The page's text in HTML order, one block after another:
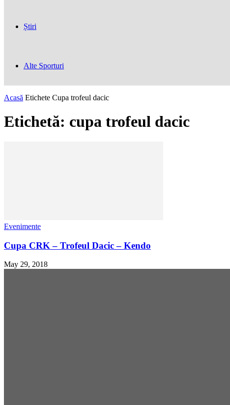
Știri
Alte Sporturi
Acasă Etichete Cupa trofeul dacic
Etichetă: cupa trofeul dacic
Evenimente
Cupa CRK – Trofeul Dacic – Kendo
May 29, 2018